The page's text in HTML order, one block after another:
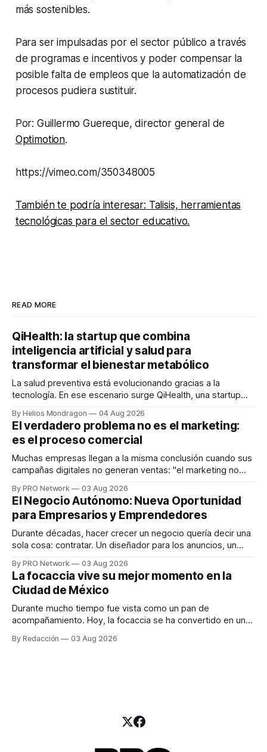
más sostenibles.
Para ser impulsadas por el sector público a través
de programas e incentivos y poder compensar la
posible falta de empleos que la automatización de
procesos pudiera sustituir.
Por: Guillermo Guereque, director general de
Optimotion.
https://vimeo.com/350348005
También te podría interesar: Talisis, herramientas
tecnológicas para el sector educativo.
READ MORE
QiHealth: la startup que combina
inteligencia artificial y salud para
transformar el bienestar metabólico
La salud preventiva está evolucionando gracias a la
tecnología. En ese escenario surge QiHealth, una startup
dispositivos inteligentes, inteligencia artificial y monitoreo
en tiempo real para ayudar a las personas a tomar mejores
decisiones sobre su salud metabólica. Su propuesta busca
responder
By Helios Mondragon 04 Aug 2026
El verdadero problema no es el marketing:
es el proceso comercial
Muchas empresas llegan a la misma conclusión cuando sus
campañas digitales no generan ventas: "el marketing no
INTERIUS, el problema suele estar en otro lugar. Durante
una entrevista para el podcast SER PRO, el especialista en
marketing digital explicó que
By PRO Network 03 Aug 2026
El Negocio Autónomo: Nueva Oportunidad
para Empresarios y Emprendedores
Durante décadas, hacer crecer un negocio quería decir una
sola cosa: contratar. Un diseñador para los anuncios, un
para los textos, alguien que supiera de publicidad digital
para encontrar prospectos, un vendedor para atender
llamadas y mensajes, y —con suerte— una persona
By PRO Network 03 Aug 2026
La focaccia vive su mejor momento en la
Ciudad de México
Durante mucho tiempo fue vista como un pan de
acompañamiento. Hoy, la focaccia se ha convertido en uno
artesanal, ingredientes de calidad y experiencias que
By Redacción 03 Aug 2026